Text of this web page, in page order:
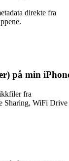
direkte fra
på min
fra
Sharing, WiFi Drive